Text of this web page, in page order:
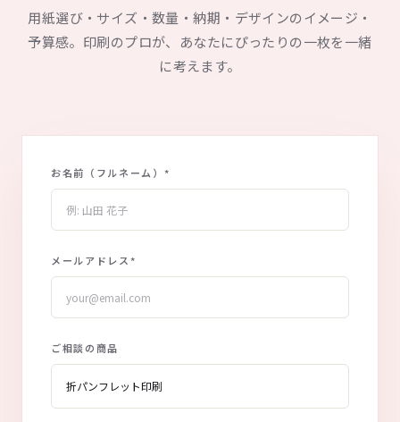
用紙選び・サイズ・数量・納期・デザインのイメージ・
予算感。印刷のプロが、あなたにぴったりの一枚を一緒
に考えます。
お名前（フルネーム） *
メールアドレス*
ご相談の商品